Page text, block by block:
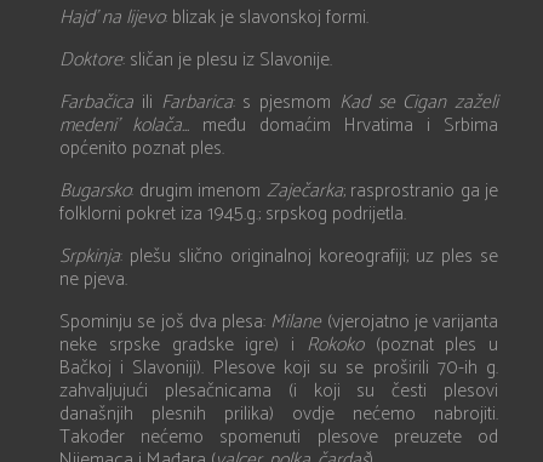
Hajd’ na lijevo: blizak je slavonskoj formi.
Doktore: sličan je plesu iz Slavonije.
Farbačica ili Farbarica: s pjesmom Kad se Cigan zaželi
medeni’ kolača... među domaćim Hrvatima i Srbima
općenito poznat ples.
Bugarsko: drugim imenom Zaječarka; rasprostranio ga je
folklorni pokret iza 1945.g.; srpskog podrijetla.
Srpkinja: plešu slično originalnoj koreografiji; uz ples se
ne pjeva.
Spominju se još dva plesa:Milane (vjerojatno je varijanta
neke srpske gradske igre) i Rokoko (poznat ples u
Bačkoj i Slavoniji). Plesove koji su se proširili 70-ih g.
zahvaljujući plesačnicama (i koji su česti plesovi
današnjih plesnih prilika) ovdje nećemo nabrojiti.
Također nećemo spomenuti plesove preuzete od